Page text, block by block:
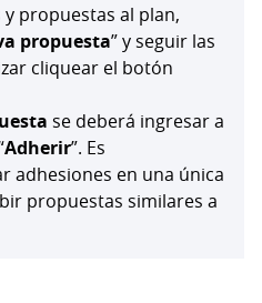
propuestas al plan,
propuesta” y seguir las
cliquear el botón
se deberá ingresar a
Adherir”. Es
adhesiones en una única
propuestas similares a